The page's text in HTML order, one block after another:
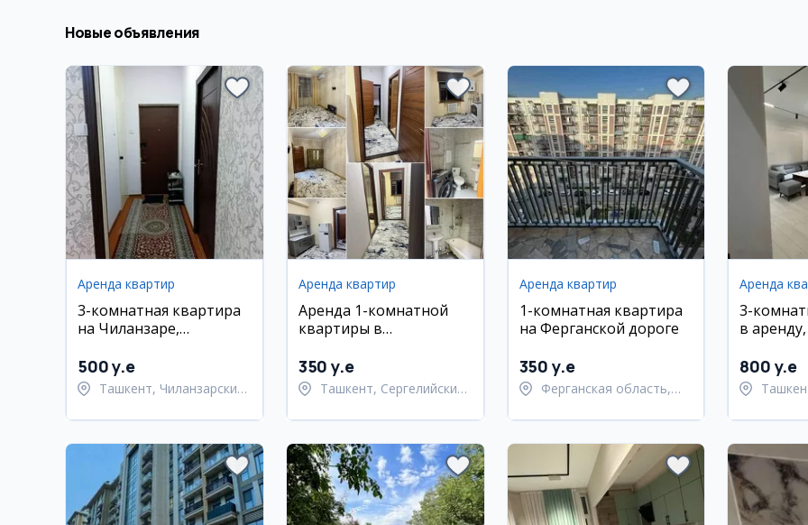
Новые объявления
Аренда квартир
3-комнатная квартира
на Чиланзаре,
рынка
500 y.e
Ташкент, Чиланзарский
Аренда квартир
Аренда 1-комнатной
квартиры в
350 y.e
Ташкент, Сергелийский
Аренда квартир
1-комнатная квартира
на Ферганской дороге
350 y.e
Ферганская область,
Аренда
3-
в
800 y.e